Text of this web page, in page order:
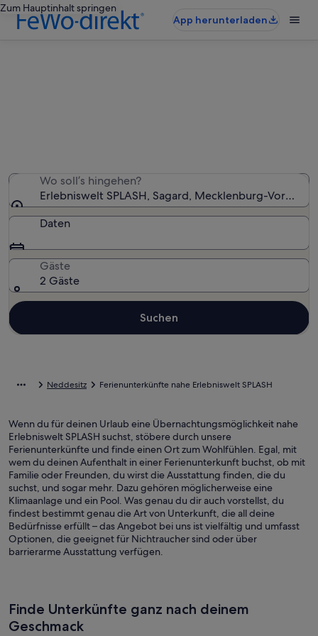
Zum Hauptinhalt springen
App herunterladen
Wo soll’s hingehen?
Erlebniswelt SPLASH, Sagard, Mecklenburg-
Daten
Gäste
2 Gäste
Suchen
Neddesitz Ferienunterkünfte nahe Erlebniswelt SPLASH
Wenn du für deinen Urlaub eine Übernachtungsmöglichkeit nahe
Erlebniswelt SPLASH suchst, stöbere durch unsere
Ferienunterkünfte und finde einen Ort zum Wohlfühlen. Egal, mit
wem du deinen Aufenthalt in einer Ferienunterkunft buchst, ob mit
Familie oder Freunden, du wirst die Ausstattung finden, die du
suchst, und sogar mehr. Dazu gehören möglicherweise eine
Klimaanlage und ein Pool. Was genau du dir auch vorstellst, du
findest bestimmt genau die Art von Unterkunft, die all deine
Bedürfnisse erfüllt – das Angebot bei uns ist vielfältig und umfasst
Optionen, die geeignet für Nichtraucher sind oder über
barrierarme Ausstattung verfügen.
Finde Unterkünfte ganz nach deinem
Geschmack